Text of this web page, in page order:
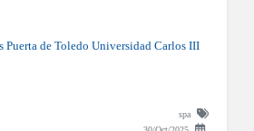
Puerta de Toledo Universidad Carlos III
spa